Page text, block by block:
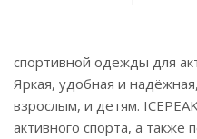
спортивной одежды для
Яркая, удобная и
взрослым, и детям.
активного спорта, а